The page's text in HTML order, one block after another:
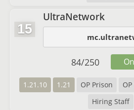
15
UltraNetwork
1.21.10 1.21 OP Prison
Hiring Staff
84/250